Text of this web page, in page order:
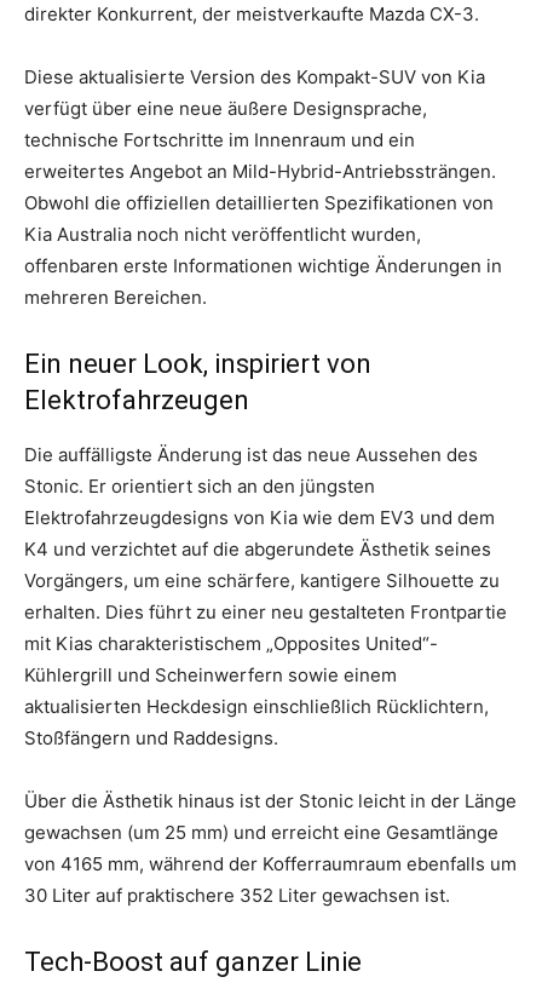
direkter Konkurrent, der meistverkaufte Mazda CX-3.
Diese aktualisierte Version des Kompakt-SUV von Kia
verfügt über eine neue äußere Designsprache,
technische Fortschritte im Innenraum und ein
erweitertes Angebot an Mild-Hybrid-Antriebssträngen.
Obwohl die offiziellen detaillierten Spezifikationen von
Kia Australia noch nicht veröffentlicht wurden,
offenbaren erste Informationen wichtige Änderungen in
mehreren Bereichen.
Ein neuer Look, inspiriert von
Elektrofahrzeugen
Die auffälligste Änderung ist das neue Aussehen des
Stonic. Er orientiert sich an den jüngsten
Elektrofahrzeugdesigns von Kia wie dem EV3 und dem
K4 und verzichtet auf die abgerundete Ästhetik seines
Vorgängers, um eine schärfere, kantigere Silhouette zu
erhalten. Dies führt zu einer neu gestalteten Frontpartie
mit Kias charakteristischem „Opposites United“-
Kühlergrill und Scheinwerfern sowie einem
aktualisierten Heckdesign einschließlich Rücklichtern,
Stoßfängern und Raddesigns.
Über die Ästhetik hinaus ist der Stonic leicht in der Länge
gewachsen (um 25 mm) und erreicht eine Gesamtlänge
von 4165 mm, während der Kofferraumraum ebenfalls um
30 Liter auf praktischere 352 Liter gewachsen ist.
Tech-Boost auf ganzer Linie